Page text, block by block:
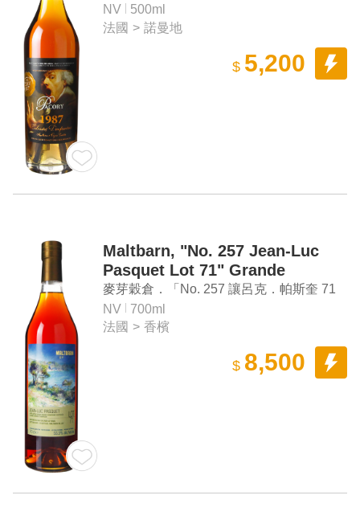
蘋果白蘭地
NV
500ml
法國 > 諾曼地
$ 5,200
Maltbarn, "No. 257 Jean-Luc
Pasquet Lot 71" Grande
Champagne Cognac
麥芽穀倉．「No. 257 讓呂克．帕斯奎 71
區」大香檳區干邑白蘭地
NV
700ml
法國 > 香檳
$ 8,500